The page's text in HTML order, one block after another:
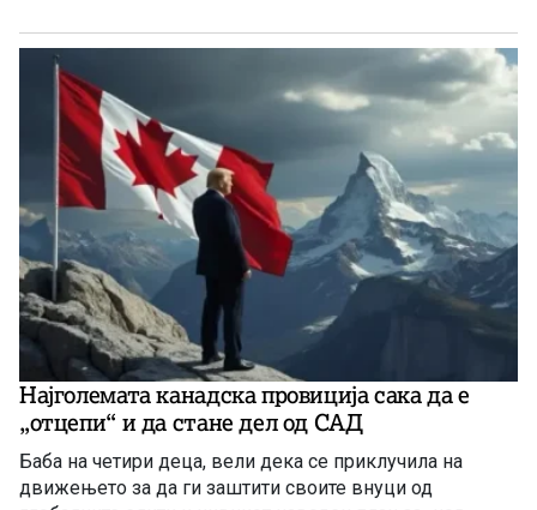
Најголемата канадска провиција сака да е
„отцепи“ и да стане дел од САД
Баба на четири деца, вели дека се приклучила на
движењето за да ги заштити своите внуци од